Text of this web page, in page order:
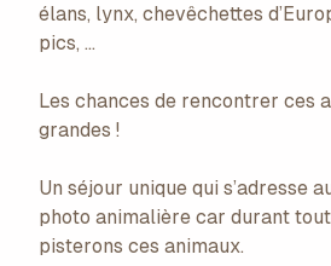
élans, lynx, chevêchettes
pics, …
Les chances de rencontrer ces
grandes !
Un séjour unique qui s’adresse
photo animalière car durant
pisterons ces animaux.